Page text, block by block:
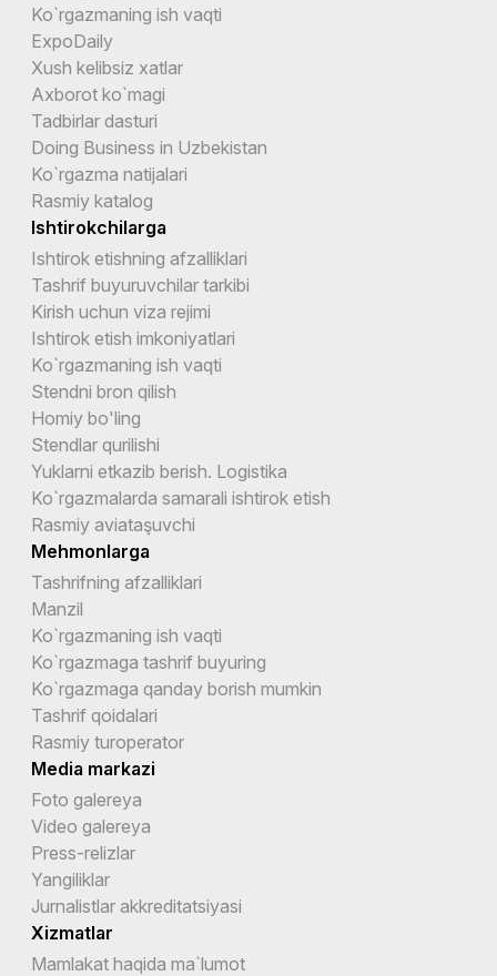
Ko`rgazmaning ish vaqti
ExpoDaily
Xush kelibsiz xatlar
Axborot ko`magi
Tadbirlar dasturi
Doing Business in Uzbekistan
Ko`rgazma natijalari
Rasmiy katalog
Ishtirokchilarga
Ishtirok etishning afzalliklari
Tashrif buyuruvchilar tarkibi
Kirish uchun viza rejimi
Ishtirok etish imkoniyatlari
Ko`rgazmaning ish vaqti
Stendni bron qilish
Homiy bo'ling
Stendlar qurilishi
Yuklarni etkazib berish. Logistika
Ko`rgazmalarda samarali ishtirok etish
Rasmiy aviataşuvchi
Mehmonlarga
Tashrifning afzalliklari
Manzil
Ko`rgazmaning ish vaqti
Ko`rgazmaga tashrif buyuring
Ko`rgazmaga qanday borish mumkin
Tashrif qoidalari
Rasmiy turoperator
Media markazi
Foto galereya
Video galereya
Press-relizlar
Yangiliklar
Jurnalistlar akkreditatsiyasi
Xizmatlar
Mamlakat haqida ma`lumot